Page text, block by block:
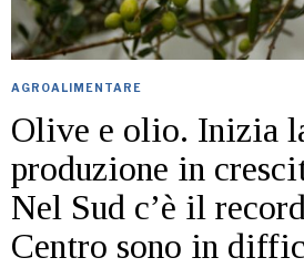
AGROALIMENTARE
Olive e olio. Inizia
produzione in
Nel Sud c’è il
Centro sono in